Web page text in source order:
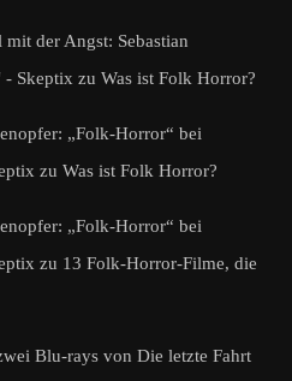
der Angst: Sebastian
- Skeptix zu Was ist Folk Horror?
„Folk-Horror“ bei
zu Was ist Folk Horror?
„Folk-Horror“ bei
zu 13 Folk-Horror-Filme, die
Blu-rays von Die letzte Fahrt